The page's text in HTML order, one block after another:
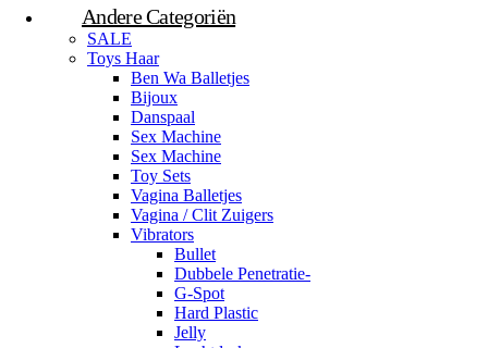
Andere Categoriën
SALE
Toys Haar
Ben Wa Balletjes
Bijoux
Danspaal
Sex Machine
Sex Machine
Toy Sets
Vagina Balletjes
Vagina / Clit Zuigers
Vibrators
Bullet
Dubbele Penetratie-
G-Spot
Hard Plastic
Jelly